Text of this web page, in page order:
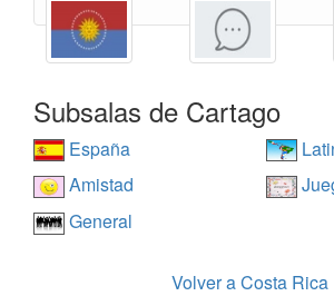
Subsalas de Cartago
España
Amistad
General
Volver a Costa Rica